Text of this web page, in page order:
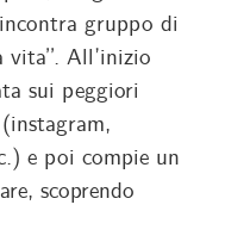
incontra gruppo di
All’inizio
sui peggiori
e poi compie un
scoprendo